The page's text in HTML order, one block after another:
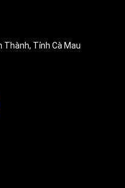
Thành, Tỉnh Cà Mau